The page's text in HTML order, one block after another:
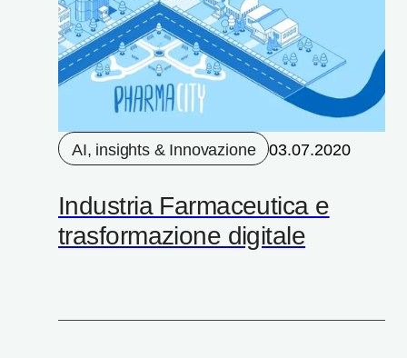
AI, insights & Innovazione 03.07.2020
Industria Farmaceutica e
trasformazione digitale